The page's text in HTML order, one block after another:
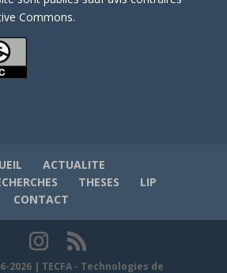
Commons.
ACTUALITE
THESES
LIP
CONTACT
2026 | TECFA - Technologies de